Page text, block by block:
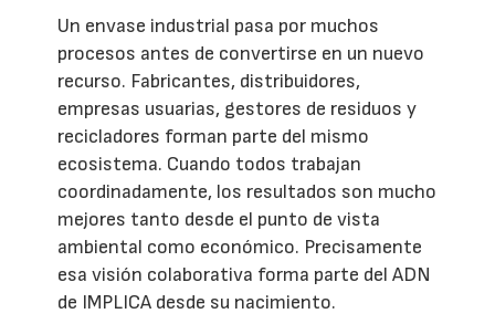
Un envase industrial pasa por muchos
procesos antes de convertirse en un nuevo
recurso. Fabricantes, distribuidores,
empresas usuarias, gestores de residuos y
recicladores forman parte del mismo
ecosistema. Cuando todos trabajan
coordinadamente, los resultados son mucho
mejores tanto desde el punto de vista
ambiental como económico. Precisamente
esa visión colaborativa forma parte del ADN
de IMPLICA desde su nacimiento.